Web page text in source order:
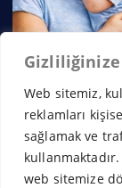
Web sitemiz,
reklamları
sağlamak ve
kullanmaktadır.
web sitemize